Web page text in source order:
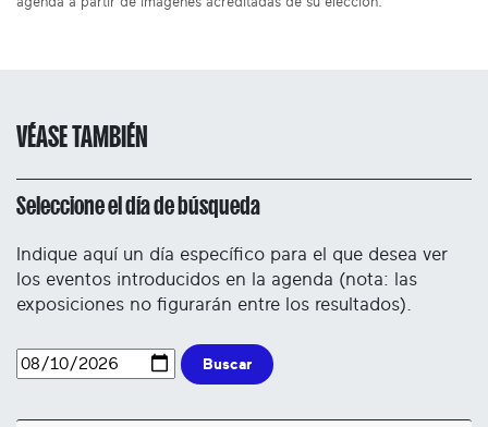
VÉASE TAMBIÉN
Seleccione el día de búsqueda
Indique aquí un día específico para el que desea ver
los eventos introducidos en la agenda (nota: las
exposiciones no figurarán entre los resultados).
Buscar